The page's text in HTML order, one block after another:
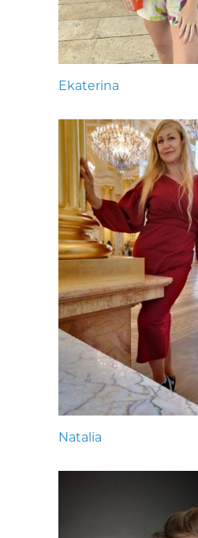
Ekaterina
Natalia